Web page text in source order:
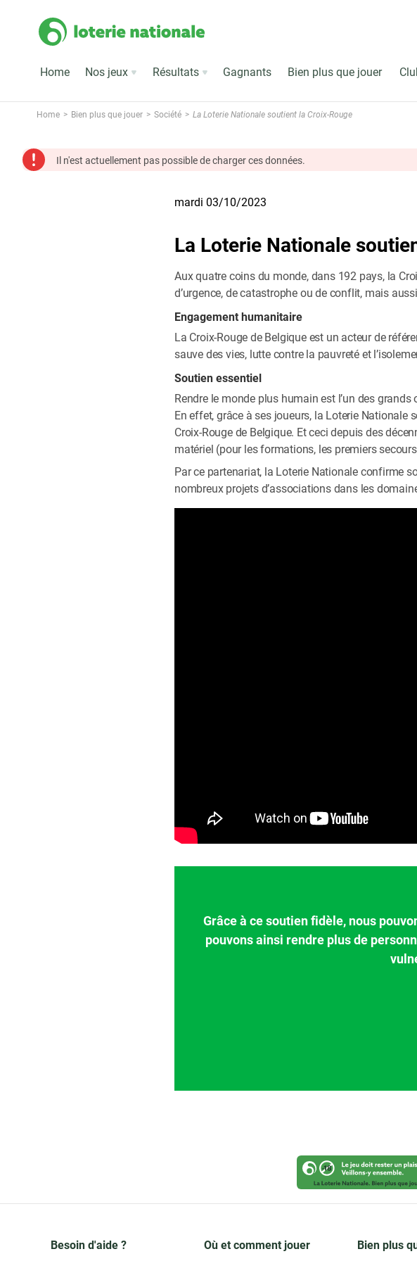
Home Nos jeux Résultats Gagnants Bien plus que jouer
Home Bien plus que jouer Société La Loterie Nationale soutient la Croix-Rouge
Il n'est actuellement pas possible de charger ces données.
mardi 03/10/2023
La Loterie Nationale
Aux quatre coins du monde, dans 192 pays, la
d’urgence, de catastrophe ou de conflit, mais
Engagement humanitaire
La Croix-Rouge de Belgique est un acteur de
sauve des vies, lutte contre la pauvreté et
Soutien essentiel
Rendre le monde plus humain est l’un des
En effet, grâce à ses joueurs, la Loterie
Croix-Rouge de Belgique. Et ceci depuis des
matériel (pour les formations, les premiers
Par ce partenariat, la Loterie Nationale confirme
nombreux projets d’associations dans les
Grâce à ce soutien fidèle, nous
pouvons ainsi rendre plus de
Besoin d'aide ? Où et comment jouer Bien plus